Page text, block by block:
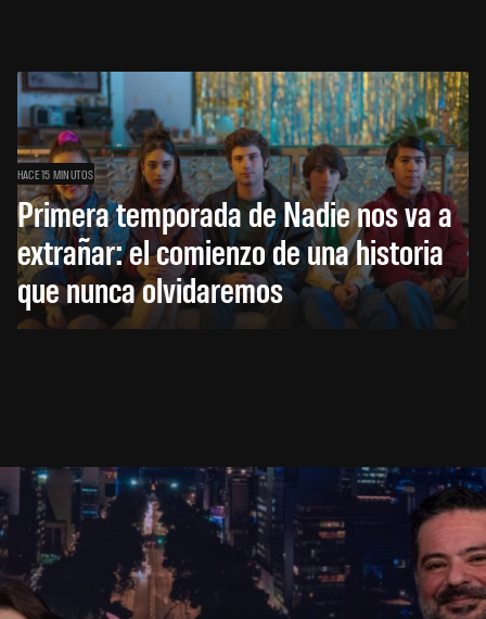
HACE 15 MINUTOS
Primera temporada de Nadie nos va a
extrañar: el comienzo de una historia
que nunca olvidaremos